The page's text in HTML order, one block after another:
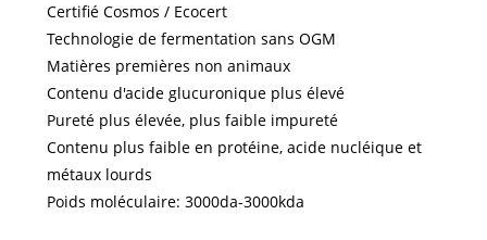
Certifié Cosmos / Ecocert
Technologie de fermentation sans OGM
Matières premières non animaux
Contenu d'acide glucuronique plus élevé
Pureté plus élevée, plus faible impureté
Contenu plus faible en protéine, acide nucléique et
métaux lourds
Poids moléculaire: 3000da-3000kda